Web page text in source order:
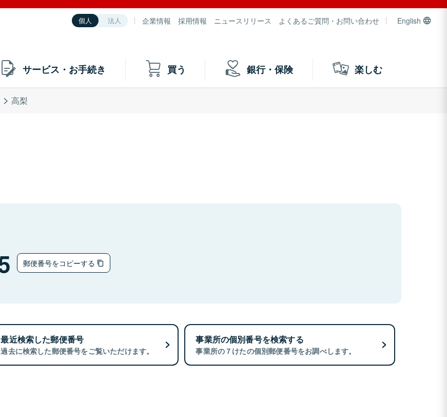
個人 法人 企業情報 採用情報 ニュースリリース よくあるご質問・お問い合わせ English
サービス・お手続き 買う 銀行・保険 楽しむ
高梨
郵便番号をコピーする
最近検索した郵便番号
過去に検索した郵便番号をご覧いただけます。
事業所の個別番号を検索する
事業所の７けたの個別郵便番号をお調べします。